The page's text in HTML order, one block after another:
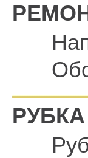
РУБКА